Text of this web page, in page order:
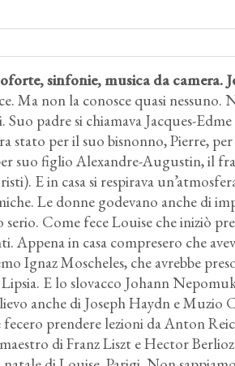
sinfonie, musica da camera.
Ma non la conosce quasi nessuno.
padre si chiamava Jacques-
stato per il suo bisnonno, Pierre,
suo figlio Alexandre-Augustin, il
E in casa si respirava
Le donne godevano anche di
Come fece Louise che iniziò
Appena in casa compresero che
Ignaz Moscheles, che avrebbe
E lo slovacco Johann
anche di Joseph Haydn e Muzio
fecero prendere lezioni da Anton
di Franz Liszt e Hector